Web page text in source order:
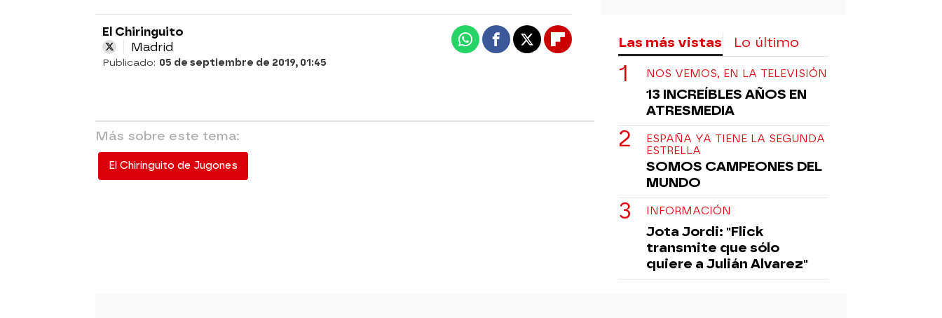
El Chiringuito
Madrid
Publicado: 05 de septiembre de 2019, 01:45
WhatsappFacebook
X Flipboard
Más sobre este tema:
El Chiringuito de Jugones
Las más vistas Lo último
NOS VEMOS, EN LA TELEVISIÓN
13 INCREÍBLES AÑOS EN
ATRESMEDIA
ESPAÑA YA TIENE LA SEGUNDA
ESTRELLA
SOMOS CAMPEONES DEL
MUNDO
INFORMACIÓN
Jota Jordi: "Flick
transmite que sólo
quiere a Julián Alvarez"